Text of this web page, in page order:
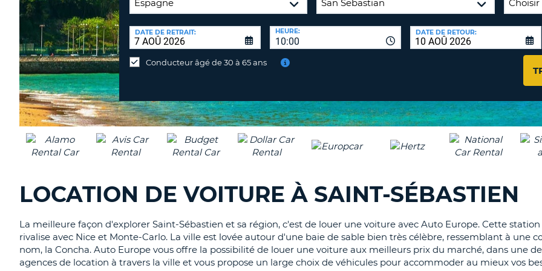
8-
16
UN
AU
MOINS
UN
PASSE
MOT
DE
Lieu
de
retour
DE
RETOUR:
DATE DE RETRAIT:
10:00
HEURE: DATE DE RETOUR:
Conducteur âgé de 30 à 65 ans
LOCATION DE VOITURE À SAINT-SÉBASTIEN
La meilleure façon d'explorer Saint-Sébastien et sa région, c'est de louer une voiture avec Auto Europe. Cette
rivalise avec Nice et Monte-Carlo. La ville est lovée autour d'une baie de sable bien très célèbre, ressemblant à une
nom, la Concha. Auto Europe vous offre la possibilité de louer une voiture aux meilleurs prix du marché, dans une
agences de location à travers la ville et vous propose un large choix de véhicules pour accommoder au mieux vos